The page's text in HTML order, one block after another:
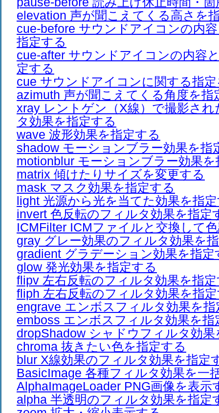
elevation 声が聞こえてくる高さを
cue-before サウンドアイコンの内
指定する
cue-after サウンドアイコンの内容
定する
cue サウンドアイコンに関する指
azimuth 声が聞こえてくる角度を指
xray レントゲン（X線）で撮影さ
タ効果を指定する
wave 波形効果を指定する
shadow モーションブラー効果を指
motionblur モーションブラー効果
matrix 傾けたりサイズを変更する
mask マスク効果を指定する
light 光源から光を当てた効果を指
invert 色反転のフィルタ効果を指定
ICMFilter ICMファイルと交換して
gray グレー効果のフィルタ効果を
gradient グラデーション効果を指定
glow 発光効果を指定する
flipv 左右反転のフィルタ効果を指
fliph 左右反転のフィルタ効果を指
engrave エンボスフィルタ効果を指
emboss エンボスフィルタ効果を指
dropShadow シャドウフィルタ効
chroma 抜きたい色を指定する
blur X線効果のフィルタ効果を指定
BasicImage 各種フィルタ効果を一
AlphaImageLoader PNG画像を表示
alpha 半透明のフィルタ効果を指定